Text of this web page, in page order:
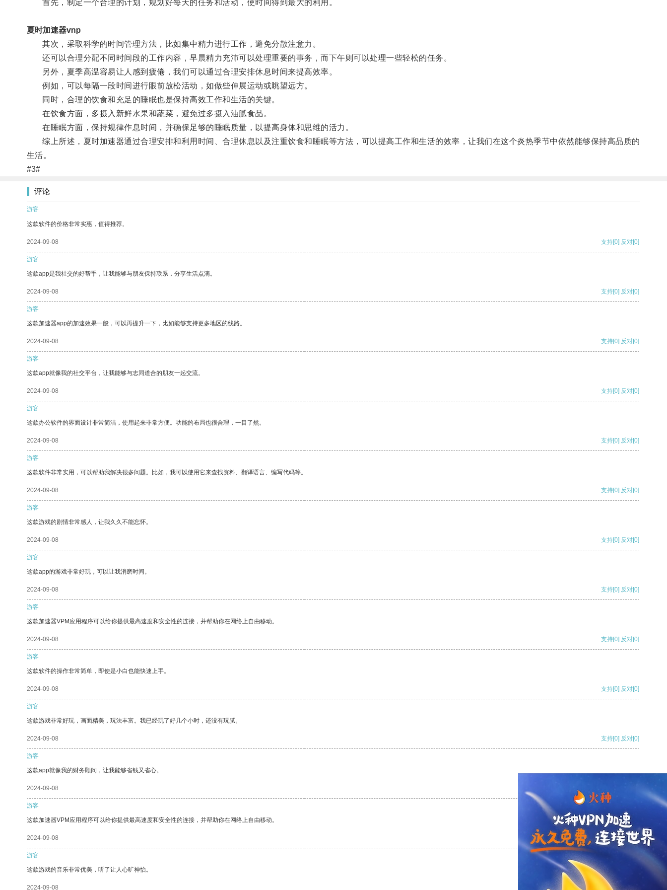
首先，制定一个合理的计划，规划好每天的任务和活动，使时间得到最大的利用。
夏时加速器vnp
其次，采取科学的时间管理方法，比如集中精力进行工作，避免分散注意力。
还可以合理分配不同时间段的工作内容，早晨精力充沛可以处理重要的事务，而下午则可以处理一些轻松的任务。
另外，夏季高温容易让人感到疲倦，我们可以通过合理安排休息时间来提高效率。
例如，可以每隔一段时间进行眼前放松活动，如做些伸展运动或眺望远方。
同时，合理的饮食和充足的睡眠也是保持高效工作和生活的关键。
在饮食方面，多摄入新鲜水果和蔬菜，避免过多摄入油腻食品。
在睡眠方面，保持规律作息时间，并确保足够的睡眠质量，以提高身体和思维的活力。
综上所述，夏时加速器通过合理安排和利用时间、合理休息以及注重饮食和睡眠等方法，可以提高工作和生活的效率，让我们在这个炎热季节中依然能够保持高品质的
生活。
#3#
评论
游客
这款软件的价格非常实惠，值得推荐。
2024-09-08 支持[0] 反对[0]
游客
这款app是我社交的好帮手，让我能够与朋友保持联系，分享生活点滴。
2024-09-08 支持[0] 反对[0]
游客
这款加速器app的加速效果一般，可以再提升一下，比如能够支持更多地区的线路。
2024-09-08 支持[0] 反对[0]
游客
这款app就像我的社交平台，让我能够与志同道合的朋友一起交流。
2024-09-08 支持[0] 反对[0]
游客
这款办公软件的界面设计非常简洁，使用起来非常方便。功能的布局也很合理，一目了然。
2024-09-08 支持[0] 反对[0]
游客
这款软件非常实用，可以帮助我解决很多问题。比如，我可以使用它来查找资料、翻译语言、编写代码等。
2024-09-08 支持[0] 反对[0]
游客
这款游戏的剧情非常感人，让我久久不能忘怀。
2024-09-08 支持[0] 反对[0]
游客
这款app的游戏非常好玩，可以让我消磨时间。
2024-09-08 支持[0] 反对[0]
游客
这款加速器VPM应用程序可以给你提供最高速度和安全性的连接，并帮助你在网络上自由移动。
2024-09-08 支持[0] 反对[0]
游客
这款软件的操作非常简单，即使是小白也能快速上手。
2024-09-08 支持[0] 反对[0]
游客
这款游戏非常好玩，画面精美，玩法丰富。我已经玩了好几个小时，还没有玩腻。
2024-09-08 支持[0] 反对[0]
游客
这款app就像我的财务顾问，让我能够省钱又省心。
2024-09-08
游客
这款加速器VPM应用程序可以给你提供最高速度和安全性的连接，并帮助你在网络上自由移动。
2024-09-08 支持 [0] 反对[0]
游客
这款游戏的音乐非常优美，听了让人心旷神怡。
2024-09-08 支持[0] 反对